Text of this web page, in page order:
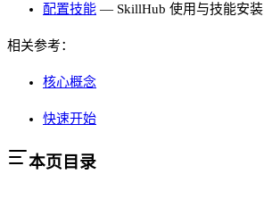
配置技能 — SkillHub 使用与技能安装
相关参考：
核心概念
快速开始
本页目录